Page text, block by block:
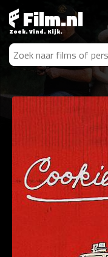
Film.nl
Zoek. Vind. Kijk.